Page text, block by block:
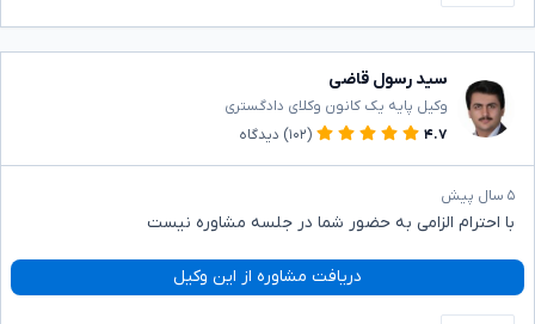
سید رسول قاضی
وکیل پایه یک کانون وکلای دادگستری
۴.۷
(۱۰۲) دیدگاه
۵ سال پیش
با احترام الزامی به حضور شما در جلسه مشاوره نیست
دریافت مشاوره از این وکیل